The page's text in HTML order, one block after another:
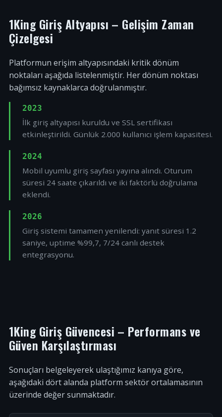
1King Giriş Altyapısı – Gelişim Zaman
Çizelgesi
Platformun erişim altyapısındaki kritik dönüm
noktaları aşağıda listelenmiştir. Her dönüm noktası
bağımsız kaynaklarca doğrulanmıştır.
2023
İlk giriş altyapısı kuruldu ve SSL sertifikası
etkinleştirildi. Günlük 2.000 kullanıcı işlem kapasitesi.
2024
Mobil uyumlu giriş sayfası yayına alındı. Oturum
süresi 24 saate çıkarıldı ve iki faktörlü doğrulama
eklendi.
2026
Giriş sistemi tamamen yenilendi: yanıt süresi 1.2
saniye, uptime %99,7, 7/24 canlı destek
entegrasyonu.
1King Giriş Güvencesi – Performans ve
Güven Karşılaştırması
Sonuçları belgeleyerek ulaştığımız kanıya göre,
aşağıdaki dört alanda platform sektör ortalamasının
üzerinde değer sunmaktadır.